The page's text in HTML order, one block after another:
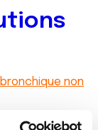
non